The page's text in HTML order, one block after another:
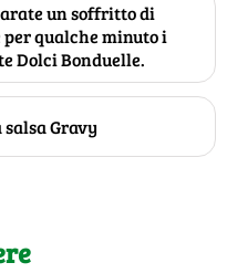
un soffritto di
per qualche minuto i
Dolci Bonduelle.
Gravy